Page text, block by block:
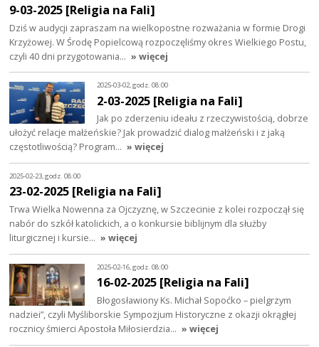
9-03-2025 [Religia na Fali]
Dziś w audycji zapraszam na wielkopostne rozważania w formie Drogi
Krzyżowej. W Środę Popielcową rozpoczęliśmy okres Wielkiego Postu,
czyli 40 dni przygotowania… » więcej
2025-03-02, godz. 08:00
2-03-2025 [Religia na Fali]
Jak po zderzeniu ideału z rzeczywistością, dobrze
ułożyć relacje małżeńskie? Jak prowadzić dialog małżeński i z jaką
częstotliwością? Program… » więcej
2025-02-23, godz. 08:00
23-02-2025 [Religia na Fali]
Trwa Wielka Nowenna za Ojczyznę, w Szczecinie z kolei rozpoczął się
nabór do szkół katolickich, a o konkursie biblijnym dla służby
liturgicznej i kursie… » więcej
2025-02-16, godz. 08:00
16-02-2025 [Religia na Fali]
Błogosławiony Ks. Michał Sopoćko – pielgrzym
nadziei”, czyli Myśliborskie Sympozjum Historyczne z okazji okrągłej
rocznicy śmierci Apostoła Miłosierdzia… » więcej